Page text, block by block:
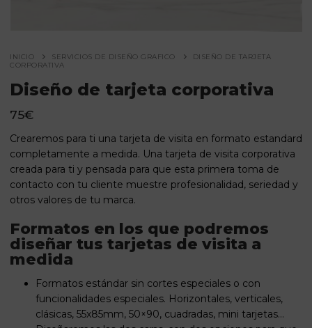
INICIO SERVICIOS DE DISEÑO GRAFICO
DISEÑO DE TARJETA
CORPORATIVA
Diseño de tarjeta corporativa
75€
Crearemos para ti una tarjeta de visita en formato estandard
completamente a medida. Una tarjeta de visita corporativa
creada para ti y pensada para que esta primera toma de
contacto con tu cliente muestre profesionalidad, seriedad y
otros valores de tu marca.
Formatos en los que podremos
diseñar tus tarjetas de visita a
medida
Formatos estándar sin cortes especiales o con
funcionalidades especiales. Horizontales, verticales,
clásicas, 55x85mm, 50×90, cuadradas, mini tarjetas…